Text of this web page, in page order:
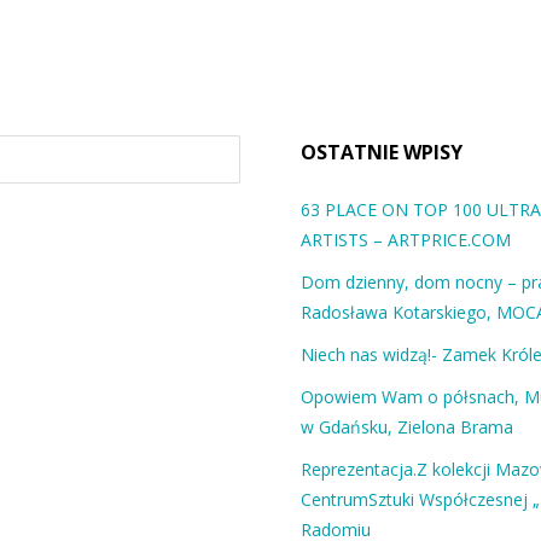
OSTATNIE WPISY
63 PLACE ON TOP 100
ARTISTS – ARTPRICE.COM
Dom dzienny, dom nocny –
Radosława Kotarskiego,
Niech nas widzą!- Zamek
Opowiem Wam o półsnach,
w Gdańsku, Zielona Brama
Reprezentacja.Z kolekcji
CentrumSztuki Współczesnej
Radomiu